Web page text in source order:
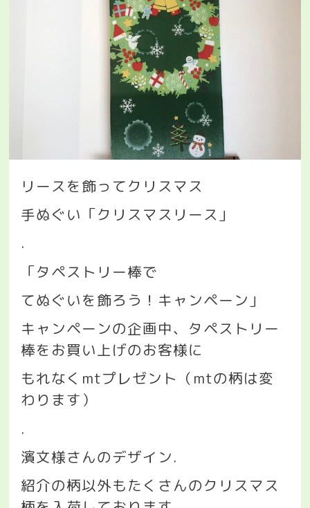
リースを飾ってクリスマス
手ぬぐい「クリスマスリース」
.
「タペストリー棒で
てぬぐいを飾ろう！キャンペーン」
キャンペーンの企画中、タペストリー
棒をお買い上げのお客様に
もれなく mtプレゼント（ mtの柄は変
わります）
.
濱文様さんのデザイン.
紹介の柄以外もたくさんのクリスマス